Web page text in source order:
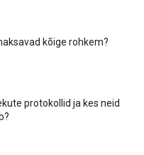
kõige rohkem?
protokollid ja kes neid